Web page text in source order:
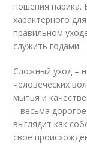
ношения парика.
характерного
правильном
служить годами.
Сложный уход –
человеческих
мытья и
– весьма
выглядит как
свое